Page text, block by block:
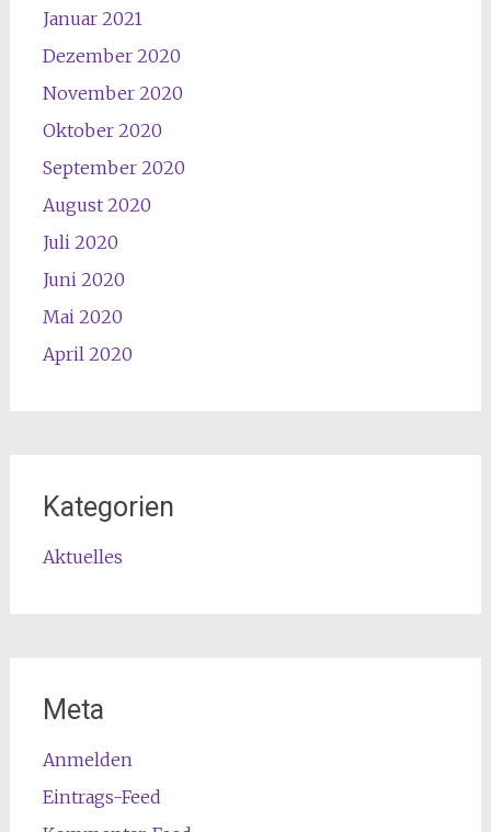
Januar 2021
Dezember 2020
November 2020
Oktober 2020
September 2020
August 2020
Juli 2020
Juni 2020
Mai 2020
April 2020
Kategorien
Aktuelles
Meta
Anmelden
Eintrags-Feed